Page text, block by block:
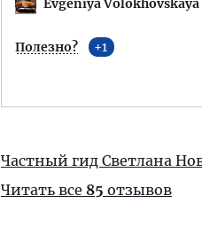
Полезно? 1
Частный гид Светлана
Читать все 85 отзывов